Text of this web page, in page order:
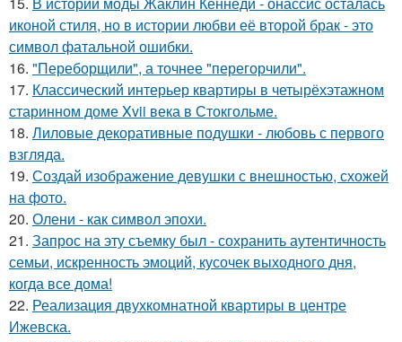
иконой стиля, но в истории любви её второй брак - это
символ фатальной ошибки.
16. "Переборщили", а точнее "перегорчили".
17. Классический интерьер квартиры в четырёхэтажном
старинном доме Xvii века в Стокгольме.
18. Лиловые декоративные подушки - любовь с первого
взгляда.
19. Создай изображение девушки с внешностью, схожей
на фото.
20. Олени - как символ эпохи.
21. Запрос на эту съемку был - сохранить аутентичность
семьи, искренность эмоций, кусочек выходного дня,
когда все дома!
22. Реализация двухкомнатной квартиры в центре
Ижевска.